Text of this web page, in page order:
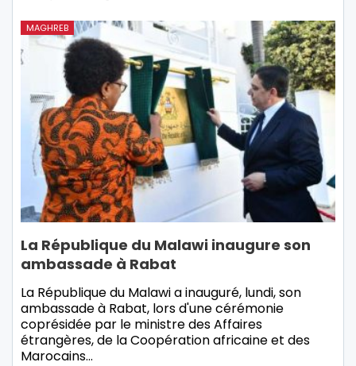
MAGHREB
La République du Malawi inaugure son
ambassade à Rabat
La République du Malawi a inauguré, lundi, son
ambassade à Rabat, lors d'une cérémonie
coprésidée par le ministre des Affaires
étrangères, de la Coopération africaine et des
Marocains…